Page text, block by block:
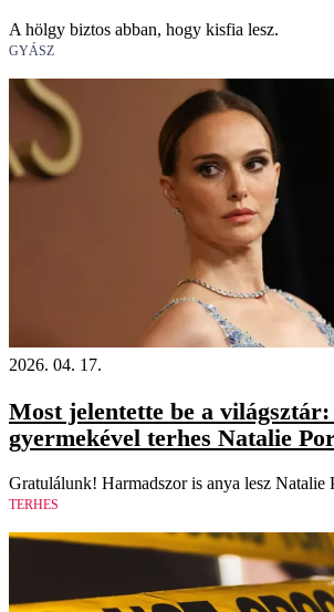
A hölgy biztos abban, hogy kisfia lesz.
GYÁSZ
2026. 04. 17.
Most jelentette be a
gyermekével terhes Natalie
Gratulálunk! Harmadszor is anya lesz Natalie
TERHES